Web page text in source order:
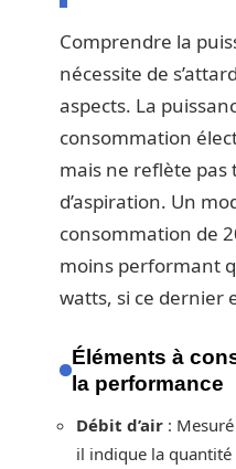
Comprendre la
nécessite de
aspects. La
consommation
mais ne reflète pas
d’aspiration. Un
consommation de
moins performant
watts, si ce dernier
Éléments à
la performance
Débit d’air :
il indique la quantité